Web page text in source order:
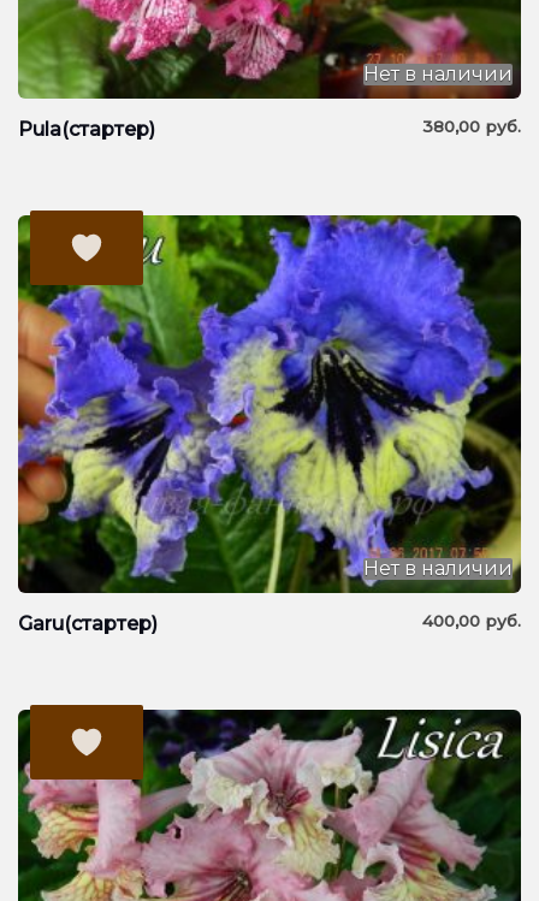
Pula(стартер) 380,00 руб.
Нет в наличии
Garu(стартер) 400,00 руб.
Нет в наличии